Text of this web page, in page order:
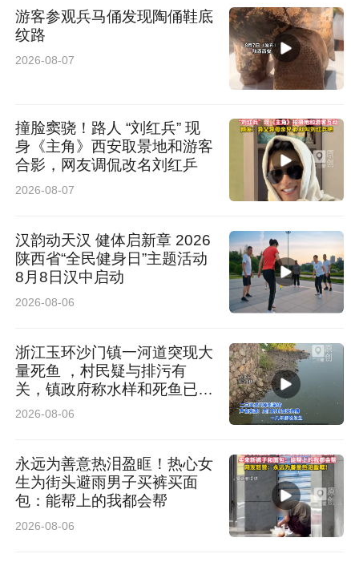
游客参观兵马俑发现陶俑鞋底
纹路
2026-08-07
撞脸窦骁！路人 “刘红兵” 现
身《主角》西安取景地和游客
合影，网友调侃改名刘红乒
2026-08-07
汉韵动天汉 健体启新章 2026
陕西省“全民健身日”主题活动
8月8日汉中启动
2026-08-06
浙江玉环沙门镇一河道突现大
量死鱼 ，村民疑与排污有
关，镇政府称水样和死鱼已送
检
2026-08-06
永远为善意热泪盈眶！热心女
生为街头避雨男子买裤买面
包：能帮上的我都会帮
2026-08-06